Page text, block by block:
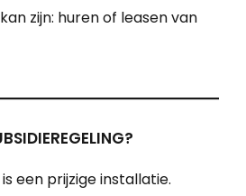
zijn: huren of leasen van
een prijzige installatie.